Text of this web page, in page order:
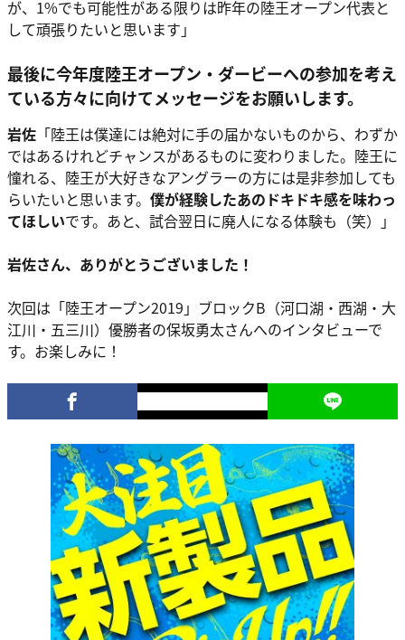
が、1%でも可能性がある限りは昨年の陸王オープン代表と
して頑張りたいと思います」
最後に今年度陸王オープン・ダービーへの参加を考え
ている方々に向けてメッセージをお願いします。
岩佐 「陸王は僕達には絶対に手の届かないものから、わずか
ではあるけれどチャンスがあるものに変わりました。陸王に
憧れる、陸王が大好きなアングラーの方には是非参加しても
らいたいと思います。 僕が経験したあのドキドキ感を味わっ
てほしいです。あと、試合翌日に廃人になる体験も（笑）」
岩佐さん、ありがとうございました！
次回は「陸王オープン2019」ブロックB（河口湖・西湖・大
江川・五三川）優勝者の保坂勇太さんへのインタビューで
す。お楽しみに！